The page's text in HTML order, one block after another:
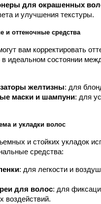
для окрашенных
и улучшения текстуры.
и оттеночные средства
вам корректировать
в идеальном состоянии
желтизны: для
маски и шампуни: для
и укладки волос
и стойких укладок
средства:
: для легкости и
для волос: для
воздействий.